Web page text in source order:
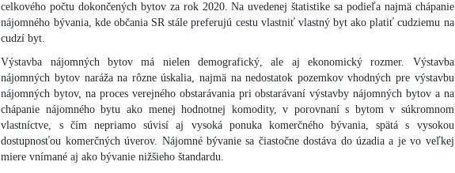
celkového počtu dokončených bytov za rok 2020. Na uvedenej štatistike sa podieľa najmä chápanie
nájomného bývania, kde občania SR stále preferujú cestu vlastniť vlastný byt ako platiť cudziemu na
cudzí byt.
Výstavba nájomných bytov má nielen demografický, ale aj ekonomický rozmer. Výstavba
nájomných bytov naráža na rôzne úskalia, najmä na nedostatok pozemkov vhodných pre výstavbu
nájomných bytov, na proces verejného obstarávania pri obstarávaní výstavby nájomných bytov a na
chápanie nájomného bytu ako menej hodnotnej komodity, v porovnaní s bytom v súkromnom
vlastníctve, s čím nepriamo súvisí aj vysoká ponuka komerčného bývania, spätá s vysokou
dostupnosťou komerčných úverov. Nájomné bývanie sa čiastočne dostáva do úzadia a je vo veľkej
miere vnímané aj ako bývanie nižšieho štandardu.